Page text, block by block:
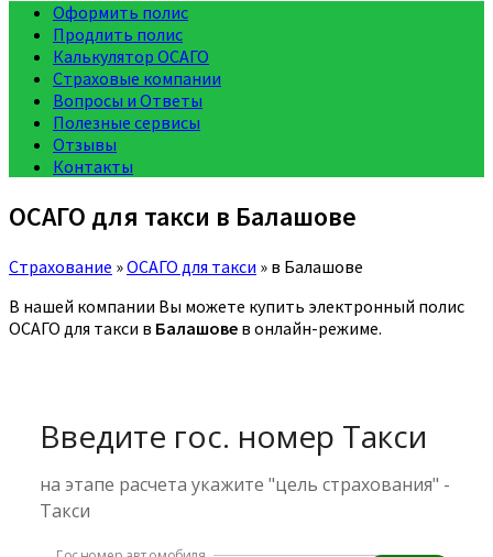
Оформить полис
Продлить полис
Калькулятор ОСАГО
Страховые компании
Вопросы и Ответы
Полезные сервисы
Отзывы
Контакты
ОСАГО для такси в Балашове
Страхование »ОСАГО для такси » в Балашове
В нашей компании Вы можете купить электронный полис
ОСАГО для такси в Балашове в онлайн-режиме.